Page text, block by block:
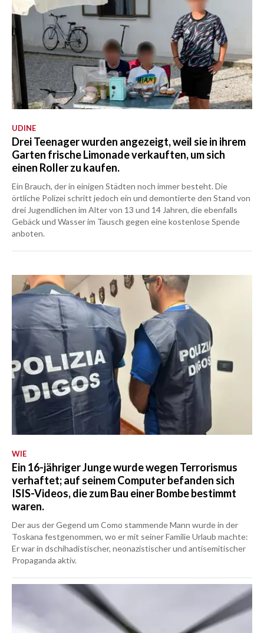
UDINE
Drei Teenager wurden angezeigt, weil sie in ihrem
Garten frische Limonade verkauften, um sich
einen Roller zu kaufen.
Ein Brauch, der in einigen Städten noch immer besteht. Die
örtliche Polizei schritt jedoch ein und demontierte den Stand von
drei Jugendlichen im Alter von 13 und 14 Jahren, die ebenfalls
Gebäck und Wasser im Tausch gegen eine kostenlose Spende
anboten.
WIE
Ein 16-jähriger Junge wurde wegen Terrorismus
verhaftet; auf seinem Computer befanden sich
ISIS-Videos, die zum Bau einer Bombe bestimmt
waren.
Der aus der Gegend um Como stammende Mann wurde in der
Toskana festgenommen, wo er mit seiner Familie Urlaub machte:
Er war in dschihadistischer, neonazistischer und antisemitischer
Propaganda aktiv.